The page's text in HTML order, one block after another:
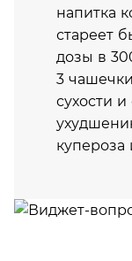
напитка
стареет
дозы в
3
сухости
купероза